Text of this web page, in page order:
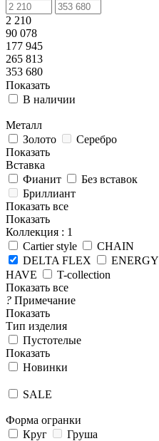
2 210
90 078
177 945
265 813
353 680
Показать
В наличии
Металл
Золото
Серебро
Показать
Вставка
Фианит
Без вставок
Бриллиант
Показать все
Показать
Коллекция : 1
Cartier style
CHAIN
DELTA FLEX
ENERGY
HAVE
T-collection
Показать все
? Примечание
Показать
Тип изделия
Пустотелые
Показать
Новинки
SALE
Форма огранки
Круг
Груша